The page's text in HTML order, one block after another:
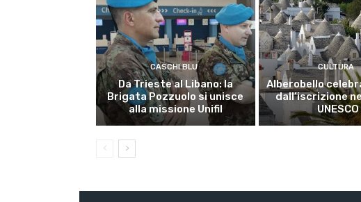
CASCHI BLU
Da Trieste al Libano: la
Brigata Pozzuolo si unisce
alla missione Unifil
CULTURA
Alberobello
dall’iscrizione
UNESCO